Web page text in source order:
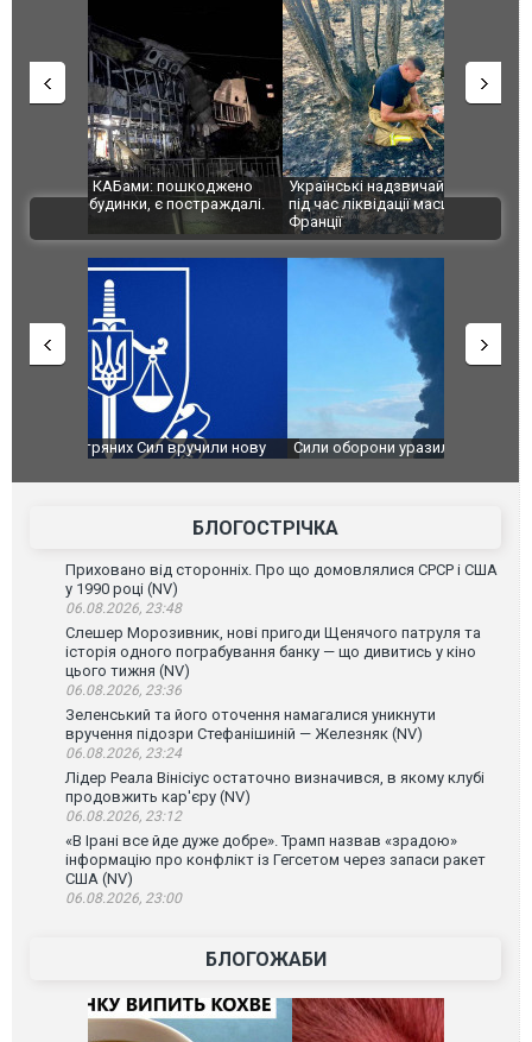
Українські надзвичайники врятували козуленя
під час ліквідації масштабної лісової пожежі у
СБУ за
Болгарії
ВІДЕО
Сили оборони уразили Ярославський НПЗ:
атаку. ВІДЕО
Неймар
БЛОГОСТРІЧКА
Приховано від сторонніх. Про що домовлялися СРСР і США
у 1990 році (NV)
06.08.2026, 23:48
Слешер Морозивник, нові пригоди Щенячого патруля та
історія одного пограбування банку — що дивитись у кіно
цього тижня (NV)
06.08.2026, 23:36
Зеленський та його оточення намагалися уникнути
вручення підозри Стефанішиній — Железняк (NV)
06.08.2026, 23:24
Лідер Реала Вінісіус остаточно визначився, в якому клубі
продовжить кар'єру (NV)
06.08.2026, 23:12
«В Ірані все йде дуже добре». Трамп назвав «зрадою»
інформацію про конфлікт із Гегсетом через запаси ракет
США (NV)
06.08.2026, 23:00
БЛОГОЖАБИ